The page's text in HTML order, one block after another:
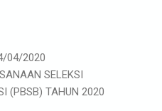
04/2020
SELEKSI
(PBSB) TAHUN 2020